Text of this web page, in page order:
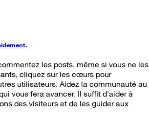
les posts, même si vous ne les
cliquez sur les cœurs pour
utilisateurs. Aidez la communauté au
vous fera avancer. Il suffit d'aider à
des visiteurs et de les guider aux